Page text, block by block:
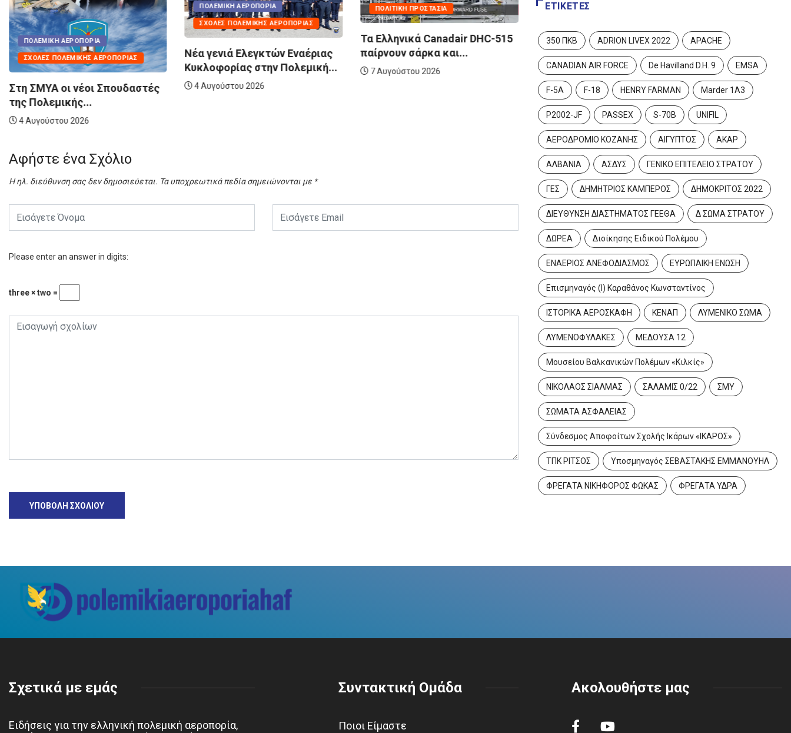
ΠΟΛΕΜΙΚΉ ΑΕΡΟΠΟΡΊΑ
ΣΧΟΛΈΣ ΠΟΛΕΜΙΚΉΣ ΑΕΡΟΠΟΡΊΑΣ
Νέα γενιά Ελεγκτών Εναέριας
Κυκλοφορίας στην Πολεμική...
4 Αυγούστου 2026
ΠΟΛΙΤΙΚΉ ΠΡΟΣΤΑΣΊΑ
Τα Eλληνικά Canadair DHC-515
παίρνουν σάρκα και...
7 Αυγούστου 2026
ΠΟΛΕΜΙΚΉ ΑΕΡΟΠΟΡΊΑ
ΣΧΟΛΈΣ ΠΟΛΕΜΙΚΉΣ ΑΕΡΟΠΟΡΊΑΣ
ΠΟΛΕΜΙΚΉ ΑΕΡΟΠΟΡΊΑ
Νέα γενιά Ελεγκτών Εναέριας
Κυκλοφορίας στην Πολεμική...
4 Αυγούστου 2026
Αφήστε ένα Σχόλιο
Η ηλ. διεύθυνση σας δεν δημοσιεύεται. Τα υποχρεωτικά πεδία σημειώνονται με *
Please enter an answer in digits:
three × two =
ΕΤΙΚΈΤΕΣ
350 ΠΚΒ ADRION LIVEX 2022 APACHE
CANADIAN AIR FORCE De Havilland D.H. 9 EMSA
F-5A F-18 HENRY FARMAN Marder 1A3
P2002-JF PASSEX S-70B UNIFIL
ΑΕΡΟΔΡΟΜΙΟ ΚΟΖΑΝΗΣ ΑΙΓΥΠΤΟΣ ΑΚΑΡ
ΑΛΒΑΝΙΑ ΑΣΔΥΣ ΓΕΝΙΚΟ ΕΠΙΤΕΛΕΙΟ ΣΤΡΑΤΟΥ
ΓΕΣ ΔΗΜΗΤΡΙΟΣ ΚΑΜΠΕΡΟΣ ΔΗΜΟΚΡΙΤΟΣ 2022
ΔΙΕΥΘΥΝΣΗ ΔΙΑΣΤΗΜΑΤΟΣ ΓΕΕΘΑ Δ ΣΩΜΑ ΣΤΡΑΤΟΥ
ΔΩΡΕΑ Διοίκησης Ειδικού Πολέμου
ΕΝΑΕΡΙΟΣ ΑΝΕΦΟΔΙΑΣΜΟΣ ΕΥΡΩΠΑΙΚΗ ΕΝΩΣΗ
Επισμηναγός (Ι) Καραθάνος Κωνσταντίνος
ΙΣΤΟΡΙΚΑ ΑΕΡΟΣΚΑΦΗ ΚΕΝΑΠ ΛΥΜΕΝΙΚΟ ΣΩΜΑ
ΛΥΜΕΝΟΦΥΛΑΚΕΣ ΜΕΔΟΥΣΑ 12
Μουσείου Βαλκανικών Πολέμων «Κιλκίς»
ΝΙΚΟΛΑΟΣ ΣΙΑΛΜΑΣ ΣΑΛΑΜΙΣ 0/22 ΣΜΥ
ΣΩΜΑΤΑ ΑΣΦΑΛΕΙΑΣ
Σύνδεσμος Αποφοίτων Σχολής Ικάρων «ΙΚΑΡΟΣ»
ΤΠΚ ΡΙΤΣΟΣ Υποσμηναγός ΣΕΒΑΣΤΑΚΗΣ ΕΜΜΑΝΟΥΗΛ
ΦΡΕΓΑΤΑ ΝΙΚΗΦΟΡΟΣ ΦΩΚΑΣ ΦΡΕΓΑΤΑ ΥΔΡΑ
Σχετικά με εμάς
Ειδήσεις για την ελληνική πολεμική αεροπορία,
Συντακτική Ομάδα
Ποιοι Είμαστε
Ακολουθήστε μας